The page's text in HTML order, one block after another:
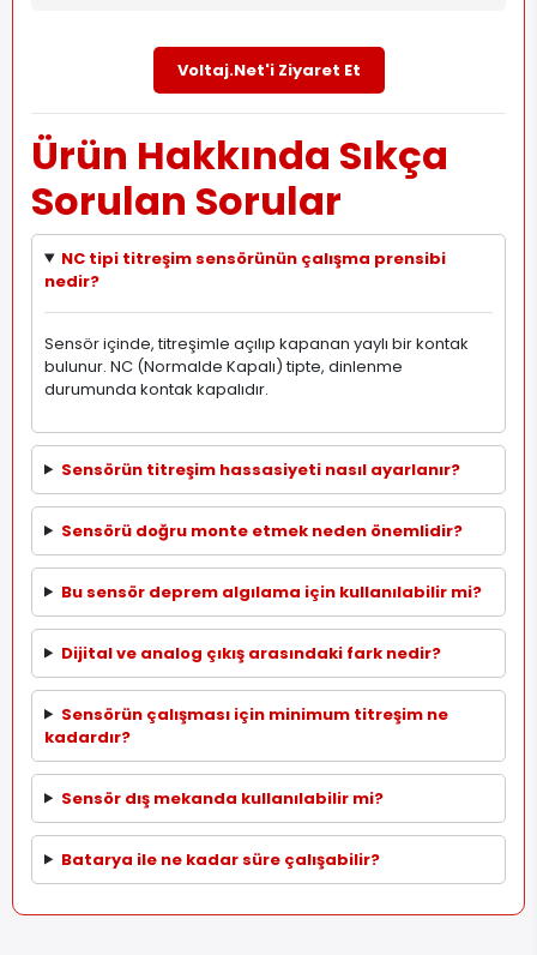
Voltaj.Net'i Ziyaret Et
Ürün Hakkında Sıkça
Sorulan Sorular
NC tipi titreşim sensörünün çalışma prensibi
nedir?
Sensör içinde, titreşimle açılıp kapanan yaylı bir kontak
bulunur. NC (Normalde Kapalı) tipte, dinlenme
durumunda kontak kapalıdır.
Sensörün titreşim hassasiyeti nasıl ayarlanır?
Sensörü doğru monte etmek neden önemlidir?
Bu sensör deprem algılama için kullanılabilir mi?
Dijital ve analog çıkış arasındaki fark nedir?
Sensörün çalışması için minimum titreşim ne
kadardır?
Sensör dış mekanda kullanılabilir mi?
Batarya ile ne kadar süre çalışabilir?